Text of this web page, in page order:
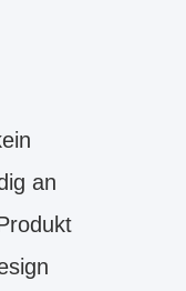
an